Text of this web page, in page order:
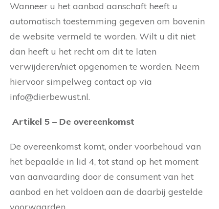
Wanneer u het aanbod aanschaft heeft u
automatisch toestemming gegeven om bovenin
de website vermeld te worden. Wilt u dit niet
dan heeft u het recht om dit te laten
verwijderen/niet opgenomen te worden. Neem
hiervoor simpelweg contact op via
info@dierbewust.nl.
Artikel 5 – De overeenkomst
De overeenkomst komt, onder voorbehoud van
het bepaalde in lid 4, tot stand op het moment
van aanvaarding door de consument van het
aanbod en het voldoen aan de daarbij gestelde